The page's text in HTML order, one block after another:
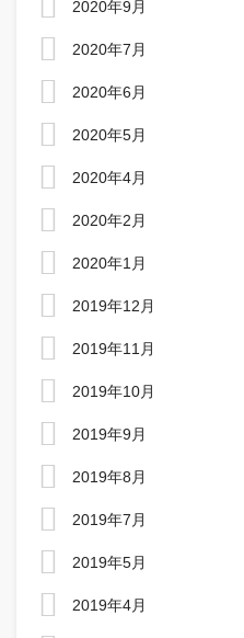
2020年9月
2020年7月
2020年6月
2020年5月
2020年4月
2020年2月
2020年1月
2019年12月
2019年11月
2019年10月
2019年9月
2019年8月
2019年7月
2019年5月
2019年4月